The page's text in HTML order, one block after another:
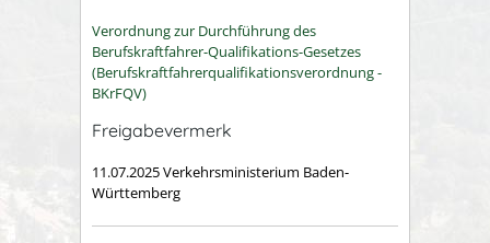
Verordnung zur Durchführung des
Berufskraftfahrer-Qualifikations-Gesetzes
(Berufskraftfahrerqualifikationsverordnung -
BKrFQV)
Freigabevermerk
11.07.2025Verkehrsministerium Baden-
Württemberg